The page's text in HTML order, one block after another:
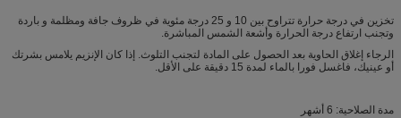
تخزين في درجة حرارة تتراوح بين 10 و 25 درجة مئوية في ظروف جافة ومظلمة و باردة
وتجنب ارتفاع درجة الحرارة وأشعة الشمس المباشرة.
الرجاء إغلاق الحاوية بعد الحصول على المادة لتجنب التلوث. إذا كان الإنزيم يلامس بشرتك
أو عينيك، فاغسل فورا بالماء لمدة 15 دقيقة على الأقل.
مدة الصلاحية: 6 أشهر